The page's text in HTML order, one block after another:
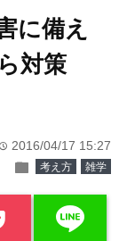
に備え
対策
time 2016/04/17 15:27
folder 考え方 雑学
line